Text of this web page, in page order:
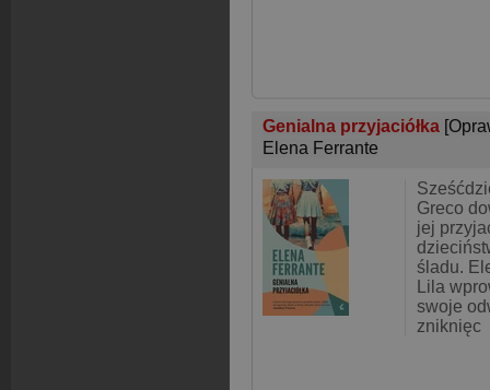
Genialna przyjaciółka
Elena Ferrante
Greco
jej
śladu.
Lila
swoje
zniknięc